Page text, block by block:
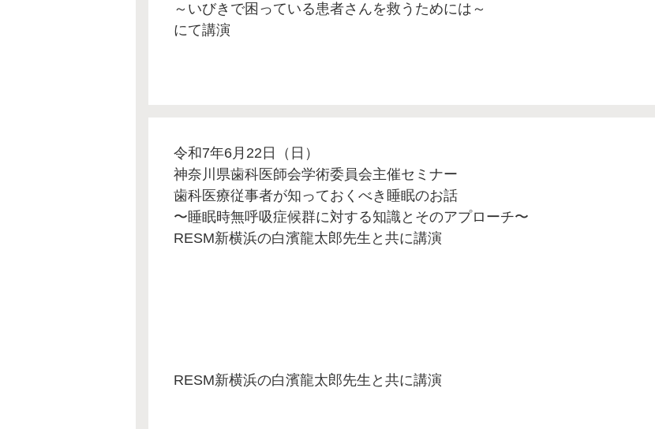
～いびきで困っている患者さんを救うためには～
にて講演
令和7年6月22日（日）
神奈川県歯科医師会学術委員会主催セミナー
歯科医療従事者が知っておくべき睡眠のお話
〜睡眠時無呼吸症候群に対する知識とそのアプローチ〜
RESM新横浜の白濱龍太郎先生と共に講演
RESM新横浜の白濱龍太郎先生と共に講演